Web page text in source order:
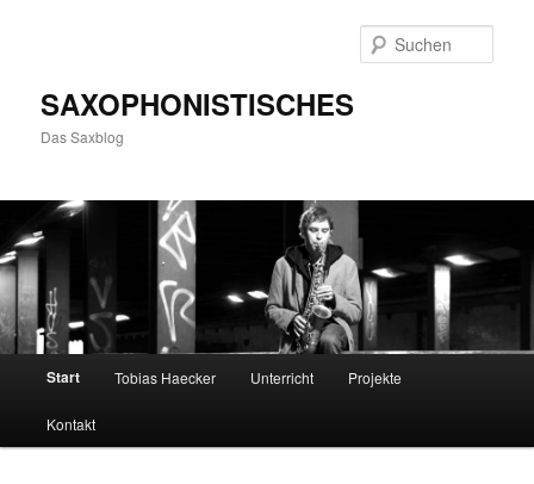
SAXOPHONISTISCHES
Das Saxblog
Hauptmenü
Start Tobias Haecker Unterricht Projekte
Kontakt